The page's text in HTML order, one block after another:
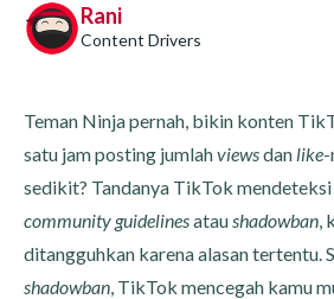
Rani
Content Drivers
Teman Ninja pernah, bikin konten
satu jam posting jumlahviewsdan like
sedikit? Tandanya TikTok
community guidelinesatau shadowban
ditangguhkan karena alasan tertentu.
shadowban , TikTok mencegah kamu